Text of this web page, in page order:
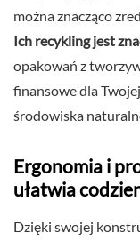
można znacząco
Ich recykling jest
opakowań z
finansowe dla
środowiska
Ergonomia i
ułatwia
Dzięki swojej